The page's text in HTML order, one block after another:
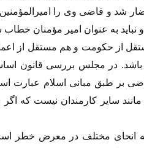
شد و قاضی وی را
نباید به عنوان امیر مؤمنان
از حکومت و هم مستقل از
بر طبق مبانی اسلام عبارت
سایر کارمندان نیست که اگر
انحای مختلف در معرض خطر